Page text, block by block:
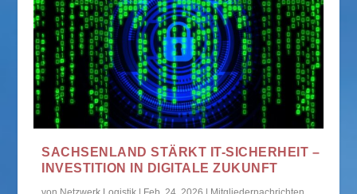
SACHSENLAND STÄRKT IT-SICHERHEIT –
INVESTITION IN DIGITALE ZUKUNFT